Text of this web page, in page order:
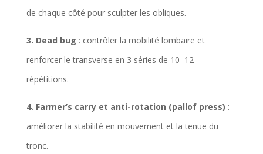
de chaque côté pour sculpter les obliques.
3. Dead bug : contrôler la mobilité lombaire et
renforcer le transverse en 3 séries de 10–12
répétitions.
4. Farmer’s carry et anti-rotation (pallof press) :
améliorer la stabilité en mouvement et la tenue du
tronc.